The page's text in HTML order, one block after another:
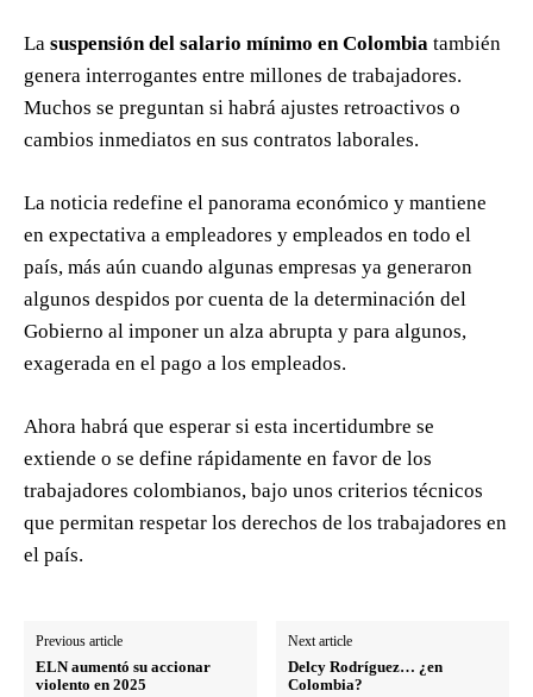
La suspensión del salario mínimo en Colombia también
genera interrogantes entre millones de trabajadores.
Muchos se preguntan si habrá ajustes retroactivos o
cambios inmediatos en sus contratos laborales.
La noticia redefine el panorama económico y mantiene
en expectativa a empleadores y empleados en todo el
país, más aún cuando algunas empresas ya generaron
algunos despidos por cuenta de la determinación del
Gobierno al imponer un alza abrupta y para algunos,
exagerada en el pago a los empleados.
Ahora habrá que esperar si esta incertidumbre se
extiende o se define rápidamente en favor de los
trabajadores colombianos, bajo unos criterios técnicos
que permitan respetar los derechos de los trabajadores en
el país.
Previous article
ELN aumentó su accionar
violento en 2025
Next article
Delcy Rodríguez… ¿en
Colombia?